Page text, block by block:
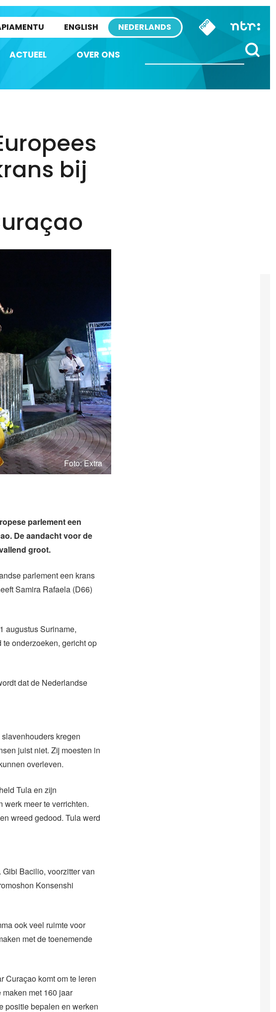
ENGLISH NEDERLANDS
ACTUEEL OVER ONS
bij
Foto: Extra
parlement een
De aandacht voor de
groot.
parlement een krans
Samira Rafaela (D66)
augustus Suriname,
onderzoeken, gericht op
dat de Nederlandse
kregen
juist niet. Zij moesten in
overleven.
Tula en zijn
werk meer te verrichten.
wreed gedood. Tula werd
Bacilio, voorzitter van
Konsenshi
ook veel ruimte voor
met de toenemende
Curaçao komt om te leren
met 160 jaar
positie bepalen en werken